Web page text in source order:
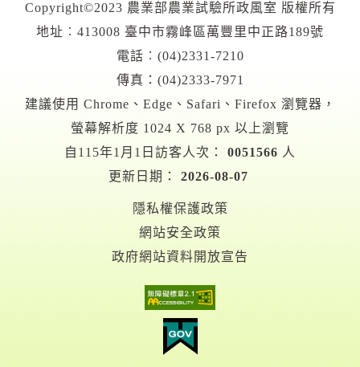
Copyright©2023 農業部農業試驗所政風室 版權所有
地址︰413008 臺中市霧峰區萬豐里中正路189號
電話︰(04)2331-7210
傳真：(04)2333-7971
建議使用 Chrome、Edge、Safari、Firefox 瀏覽器，
螢幕解析度 1024 X 768 px 以上瀏覽
自115年1月1日訪客人次：
0051566 人
更新日期：
2026-08-07
隱私權保護政策
網站安全政策
政府網站資料開放宣告